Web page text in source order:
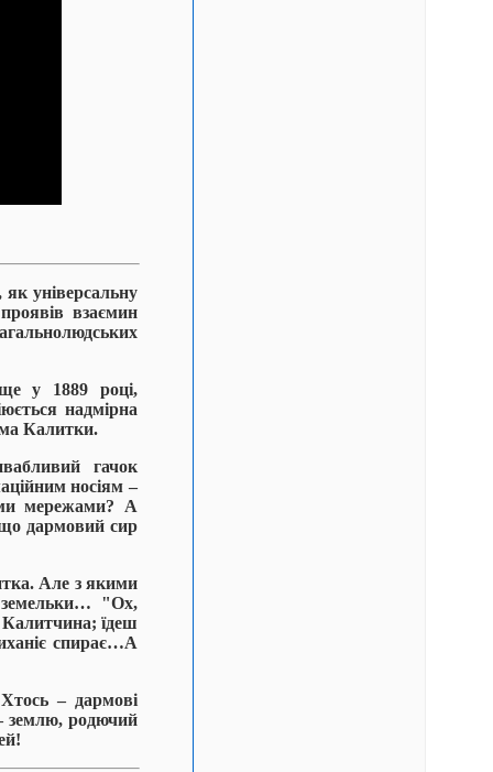
як універсальну
взаємин
у 1889 році,
надмірна
Калитки.
гачок
носіям –
мережами? А
що дармовий сир
Але з якими
земельки… "Ох,
їдеш
спирає…А
– дармові
землю, родючий